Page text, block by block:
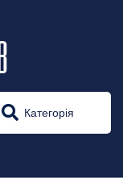
Категорія